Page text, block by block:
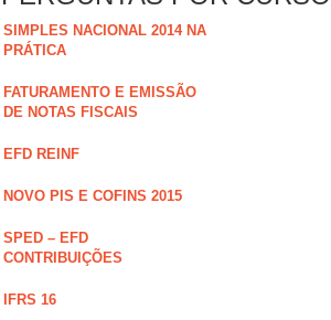
SIMPLES NACIONAL 2014 NA
PRÁTICA
FATURAMENTO E EMISSÃO
DE NOTAS FISCAIS
EFD REINF
NOVO PIS E COFINS 2015
SPED – EFD
CONTRIBUIÇÕES
IFRS 16